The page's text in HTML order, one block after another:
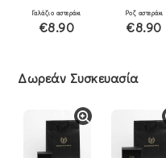
Γαλάζιο αστεράκι
€8.90
Ροζ αστεράκι
€8.90
Δωρεάν Συσκευασία